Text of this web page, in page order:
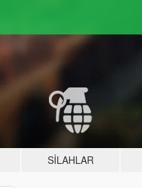
SILAHLAR